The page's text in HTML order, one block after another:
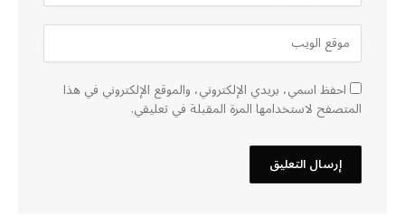
احفظ اسمي، بريدي الإلكتروني، والموقع الإلكتروني في هذا
المتصفح لاستخدامها المرة المقبلة في تعليقي.